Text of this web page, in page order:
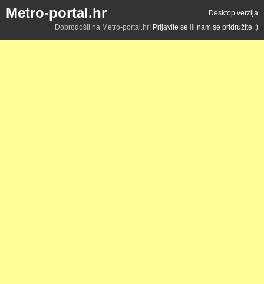
Metro-portal.hr
Desktop verzija
Dobrodošli na Metro-portal.hr! Prijavite se ili nam se pridružite :)